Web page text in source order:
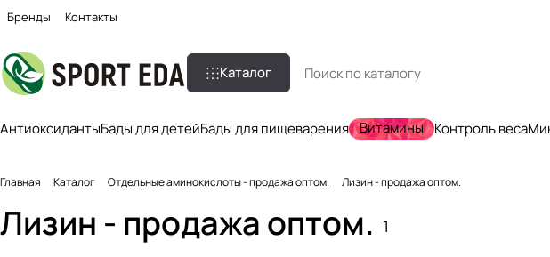
Бренды Контакты
Каталог
АнтиоксидантыБады для детейБады для пищеварения Витамины Контроль веса
Главная Каталог Отдельные аминокислоты - продажа оптом. Лизин - продажа оптом.
Лизин - продажа оптом. 1